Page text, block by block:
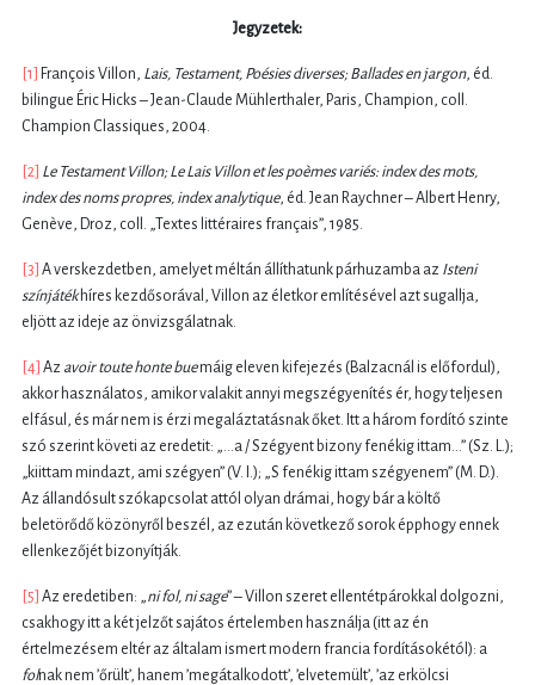
Jegyzetek:
[1] François Villon, Lais, Testament, Poésies diverses; Ballades en jargon, éd.
bilingue Éric Hicks – Jean-Claude Mühlerthaler, Paris, Champion, coll.
Champion Classiques, 2004.
[2] Le Testament Villon; Le Lais Villon et les poèmes variés: index des mots,
index des noms propres, index analytique, éd. Jean Raychner – Albert Henry,
Genève, Droz, coll. „Textes littéraires français”, 1985.
[3] A verskezdetben, amelyet méltán állíthatunk párhuzamba az Isteni
színjátékhíres kezdősorával, Villon az életkor említésével azt sugallja,
eljött az ideje az önvizsgálatnak.
[4] Az avoir toute honte buemáig eleven kifejezés (Balzacnál is előfordul),
akkor használatos, amikor valakit annyi megszégyenítés ér, hogy teljesen
elfásul, és már nem is érzi megaláztatásnak őket. Itt a három fordító szinte
szó szerint követi az eredetit: „...a / Szégyent bizony fenékig ittam...” (Sz. L.);
„kiittam mindazt, ami szégyen” (V. I.); „S fenékig ittam szégyenem” (M. D.).
Az állandósult szókapcsolat attól olyan drámai, hogy bár a költő
beletörődő közönyről beszél, az ezután következő sorok épphogy ennek
ellenkezőjét bizonyítják.
[5] Az eredetiben: „ni fol, ni sage” – Villon szeret ellentétpárokkal dolgozni,
csakhogy itt a két jelzőt sajátos értelemben használja (itt az én
értelmezésem eltér az általam ismert modern francia fordításokétól): a
folnak nem ’őrült’, hanem ’megátalkodott’, ’elvetemült’, ’az erkölcsi